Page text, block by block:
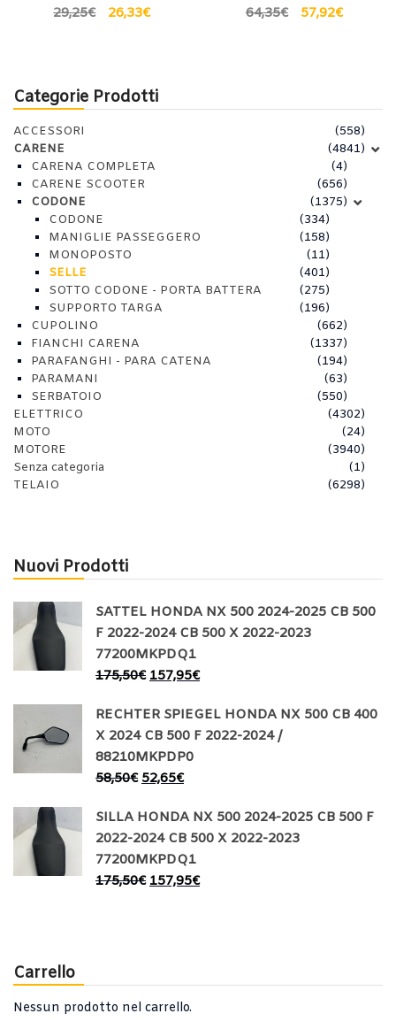
29,25€ 26,33€
64,35€ 57,92€
Categorie Prodotti
ACCESSORI
(558)
CARENE
(4841)
CARENA COMPLETA
(4)
CARENE SCOOTER
(656)
CODONE
(1375)
CODONE
(334)
MANIGLIE PASSEGGERO
(158)
MONOPOSTO
(11)
SELLE
(401)
SOTTO CODONE - PORTA BATTERA
(275)
SUPPORTO TARGA
(196)
CUPOLINO
(662)
FIANCHI CARENA
(1337)
PARAFANGHI - PARA CATENA
(194)
PARAMANI
(63)
SERBATOIO
(550)
ELETTRICO
(4302)
MOTO
(24)
MOTORE
(3940)
Senza categoria
(1)
TELAIO
(6298)
Nuovi Prodotti
SATTEL HONDA NX 500 2024-2025 CB 500
F 2022-2024 CB 500 X 2022-2023
77200MKPDQ1
175,50€ 157,95€
RECHTER SPIEGEL HONDA NX 500 CB 400
X 2024 CB 500 F 2022-2024 /
88210MKPDP0
58,50€ 52,65€
SILLA HONDA NX 500 2024-2025 CB 500 F
2022-2024 CB 500 X 2022-2023
77200MKPDQ1
175,50€ 157,95€
Carrello
Nessun prodotto nel carrello.